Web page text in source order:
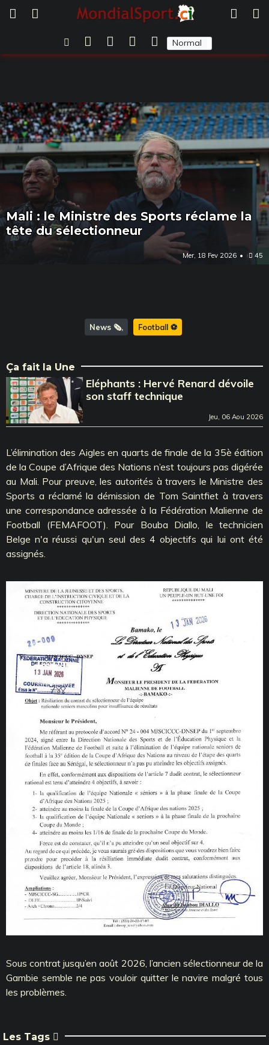
Normal
Mali : le Ministre des Sports réclame la
tête du sélectionneur
Mer, 18 Fev 2026 45
News 🗞️ Football ⚽️
Ça fait la Une
Eléphants : Hervé Renard dévoile
son staff technique
Jeu, 06 Aou 2026
L’élimination des Aigles en quarts de finale de la 35è édition
de la Coupe d’Afrique des Nations n’est toujours pas digérée
au Mali. Pour preuve, les autorités à travers le Ministre des
Sports a réclamé la démission de Tom Saintfiet à travers
une correspondance adressée à la Fédération Malienne de
Football (FEMAFOOT). Pour Bouba Diallo, le technicien
Belge n'a réussi qu'un seul des 4 objectifs qui lui ont été
assignés.
Sous contrat jusqu’en août 2026, l’ancien sélectionneur de la
Gambie semble ne pas vouloir quitter le navire malgré tous
les problèmes.
Les Tags